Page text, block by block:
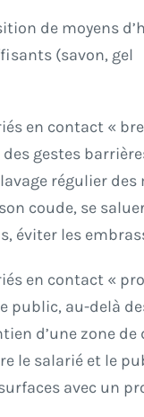
de moyens
(savon, gel
en contact «
gestes
régulier des
coude, se
éviter les
en contact «
public, au-delà
d’une zone de
le salarié et le
avec un